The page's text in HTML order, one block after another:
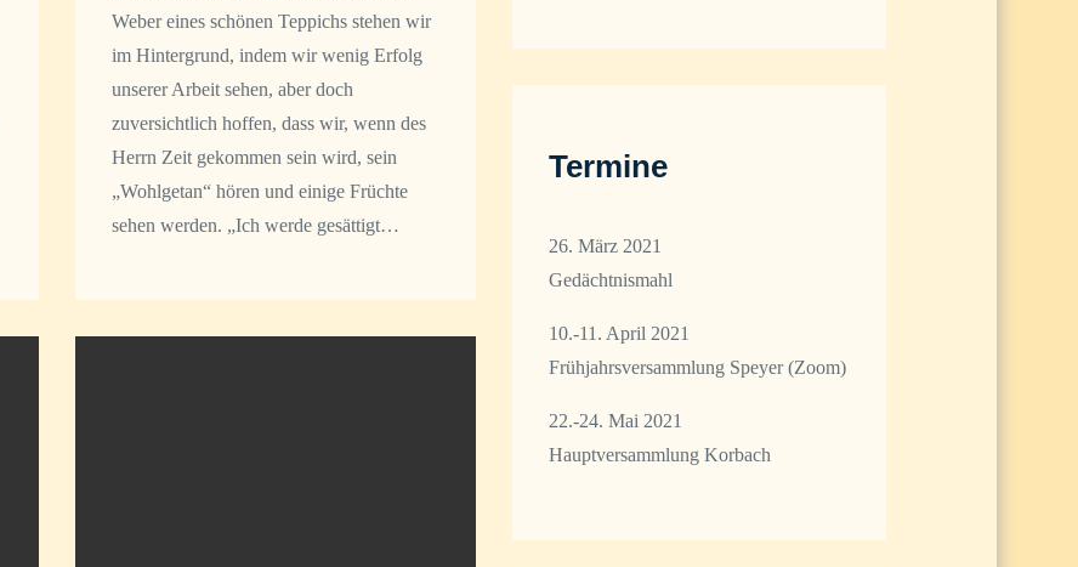
Weber eines schönen Teppichs stehen wir
im Hintergrund, indem wir wenig Erfolg
unserer Arbeit sehen, aber doch
zuversichtlich hoffen, dass wir, wenn des
Herrn Zeit gekommen sein wird, sein
„Wohlgetan“ hören und einige Früchte
sehen werden. „Ich werde gesättigt…
Termine
26. März 2021
Gedächtnismahl
10.-11. April 2021
Frühjahrsversammlung Speyer (Zoom)
22.-24. Mai 2021
Hauptversammlung Korbach